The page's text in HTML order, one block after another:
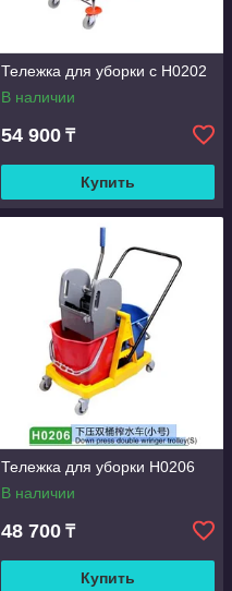
Тележка для уборки с Н0202
В наличии
54 900 ₸
Купить
Тележка для уборки Н0206
В наличии
48 700 ₸
Купить